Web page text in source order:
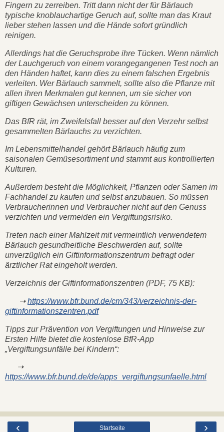
Fingern zu zerreiben. Tritt dann nicht der für Bärlauch
typische knoblauchartige Geruch auf, sollte man das Kraut
lieber stehen lassen und die Hände sofort gründlich
reinigen.
Allerdings hat die Geruchsprobe ihre Tücken. Wenn nämlich
der Lauchgeruch von einem vorangegangenen Test noch an
den Händen haftet, kann dies zu einem falschen Ergebnis
verleiten. Wer Bärlauch sammelt, sollte also die Pflanze mit
allen ihren Merkmalen gut kennen, um sie sicher von
giftigen Gewächsen unterscheiden zu können.
Das BfR rät, im Zweifelsfall besser auf den Verzehr selbst
gesammelten Bärlauchs zu verzichten.
Im Lebensmittelhandel gehört Bärlauch häufig zum
saisonalen Gemüsesortiment und stammt aus kontrollierten
Kulturen.
Außerdem besteht die Möglichkeit, Pflanzen oder Samen im
Fachhandel zu kaufen und selbst anzubauen. So müssen
Verbraucherinnen und Verbraucher nicht auf den Genuss
verzichten und vermeiden ein Vergiftungsrisiko.
Treten nach einer Mahlzeit mit vermeintlich verwendetem
Bärlauch gesundheitliche Beschwerden auf, sollte
unverzüglich ein Giftinformationszentrum befragt oder
ärztlicher Rat eingeholt werden.
Verzeichnis der Giftinformationszentren (PDF, 75 KB):
➝https://www.bfr.bund.de/cm/343/verzeichnis-der-
giftinformationszentren.pdf
Tipps zur Prävention von Vergiftungen und Hinweise zur
Ersten Hilfe bietet die kostenlose BfR-App
„Vergiftungsunfälle bei Kindern“:
➝
https://www.bfr.bund.de/de/apps_vergiftungsunfaelle.html
‹ ›
Startseite